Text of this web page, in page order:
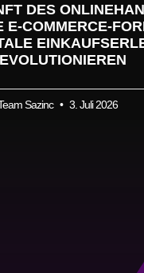
DES
E-COMMERCE-
Sazinc 3. Juli 2026